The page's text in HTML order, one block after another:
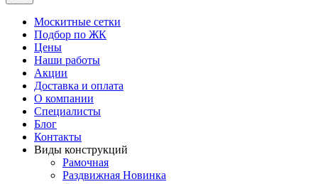
Москитные сетки
Подбор по ЖК
Цены
Наши работы
Акции
Доставка и оплата
О компании
Специалисты
Блог
Контакты
Виды конструкций
Рамочная
Раздвижная Новинка